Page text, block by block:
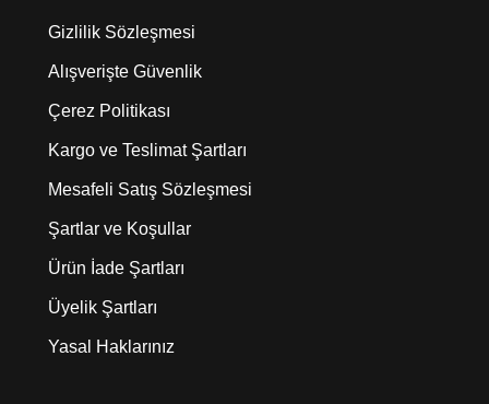
Gizlilik Sözleşmesi
Alışverişte Güvenlik
Çerez Politikası
Kargo ve Teslimat Şartları
Mesafeli Satış Sözleşmesi
Şartlar ve Koşullar
Ürün İade Şartları
Üyelik Şartları
Yasal Haklarınız